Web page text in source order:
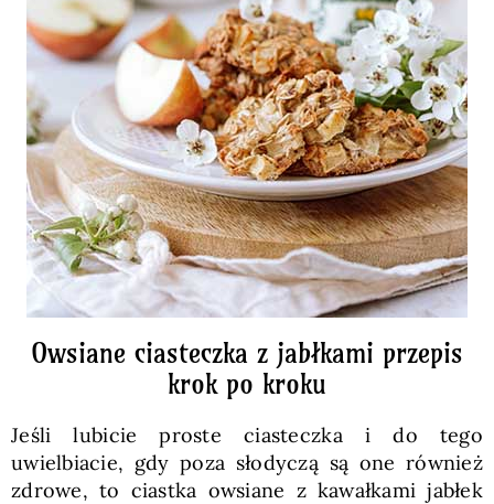
Owsiane ciasteczka z jabłkami przepis
krok po kroku
Jeśli lubicie proste ciasteczka i do tego
uwielbiacie, gdy poza słodyczą są one również
zdrowe, to ciastka owsiane z kawałkami jabłek